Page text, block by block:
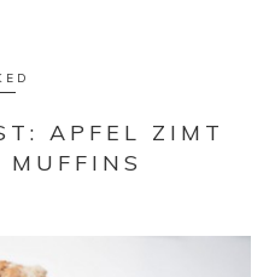
APFEL ZIMT
MUFFINS